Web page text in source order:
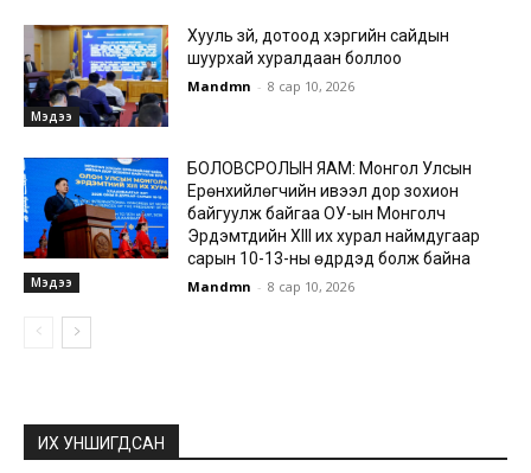
Мэдээ
Хууль зүй, дотоод хэргийн сайдын
шуурхай хуралдаан боллоо
Mandmn - 8 сар 10, 2026
Мэдээ
БОЛОВСРОЛЫН ЯАМ: Монгол Улсын
Ерөнхийлөгчийн ивээл дор зохион
байгуулж байгаа ОУ-ын Монголч
Эрдэмтдийн XIII их хурал наймдугаар
сарын 10-13-ны өдрүүдэд болж байна
Mandmn - 8 сар 10, 2026
ИХ УНШИГДСАН